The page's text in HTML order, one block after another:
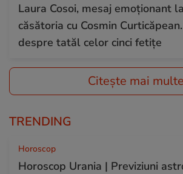
Laura Cosoi, mesaj emoționant
căsătoria cu Cosmin
despre tatăl celor cinci fetițe
Citește mai multe
TRENDING
Horoscop
Horoscop Urania | Previziuni